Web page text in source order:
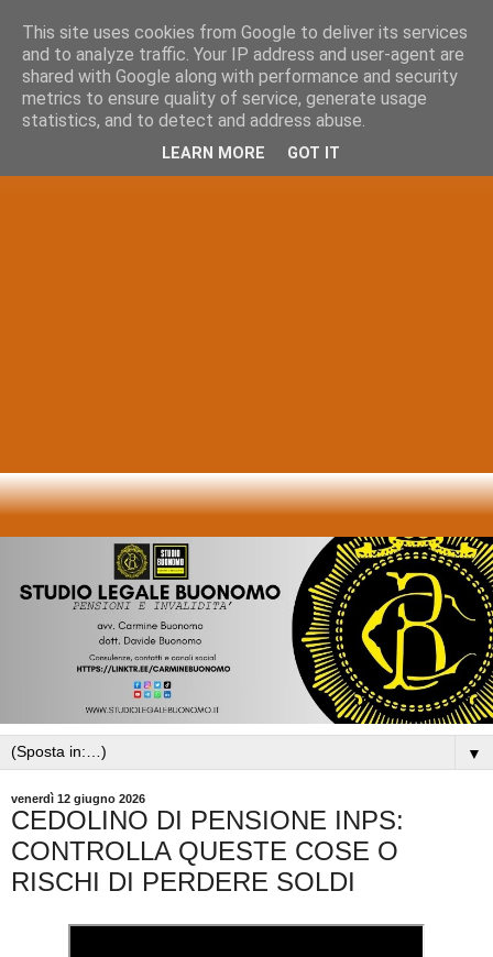
▼
venerdì 12 giugno 2026
CEDOLINO DI PENSIONE INPS:
CONTROLLA QUESTE COSE O
RISCHI DI PERDERE SOLDI
This site uses cookies from Google to deliver its services
and to analyze traffic. Your IP address and user-agent are
shared with Google along with performance and security
metrics to ensure quality of service, generate usage
statistics, and to detect and address abuse.
LEARN MORE GOT IT